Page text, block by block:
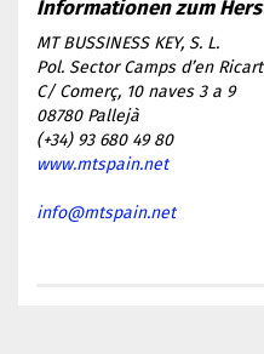
MT BUSSINESS KEY, S. L.
Pol. Sector Camps d’en Ricart
C/ Comerç, 10 naves 3 a 9
08780 Pallejà
(+34) 93 680 49 80
www.mtspain.net
info@mtspain.net